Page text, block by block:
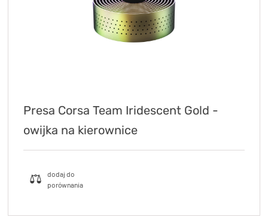
Presa Corsa Team Iridescent Gold -
owijka na kierownice